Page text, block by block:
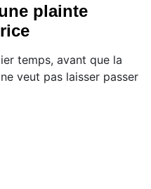
plainte
temps, avant que la
veut pas laisser passer